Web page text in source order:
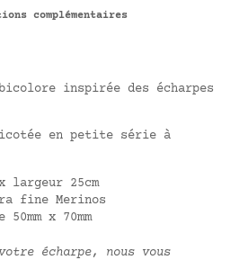
complémentaires
inspirée des écharpes
en petite série à
largeur 25cm
fine Merinos
x 70mm
écharpe, nous vous